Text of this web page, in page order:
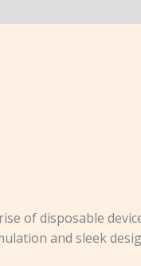
of disposable
and sleek